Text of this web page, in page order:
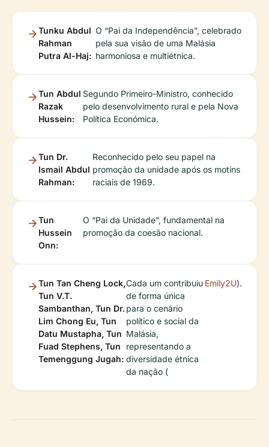
Tunku Abdul
Rahman
Putra Al-Haj:
O “Pai da Independência”, celebrado
pela sua visão de uma Malásia
harmoniosa e multiétnica.
Tun Abdul
Razak
Hussein:
Segundo Primeiro-Ministro, conhecido
pelo desenvolvimento rural e pela Nova
Política Económica.
Tun Dr.
Ismail Abdul
Rahman:
Reconhecido pelo seu papel na
promoção da unidade após os motins
raciais de 1969.
Tun
Hussein
Onn:
O “Pai da Unidade”, fundamental na
promoção da coesão nacional.
Tun Tan Cheng Lock,
Tun V.T.
Sambanthan, Tun Dr.
Lim Chong Eu, Tun
Datu Mustapha, Tun
Fuad Stephens, Tun
Temenggung Jugah:
Cada um contribuiu
de forma única
para o cenário
político e social da
Malásia,
representando a
diversidade étnica
da nação (
Emily2U).